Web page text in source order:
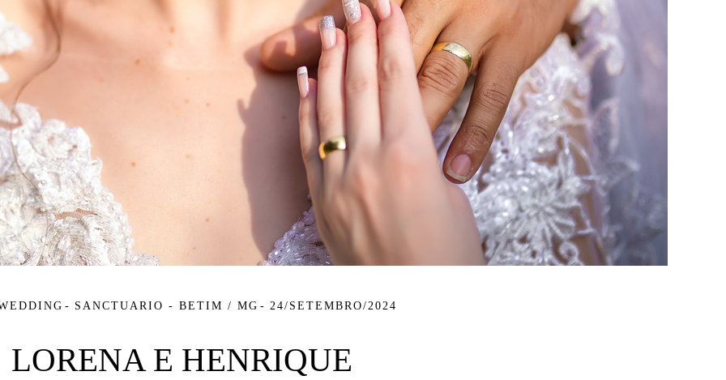
SANCTUARIO - BETIM / MG 24/SETEMBRO/2024
LORENA E HENRIQUE